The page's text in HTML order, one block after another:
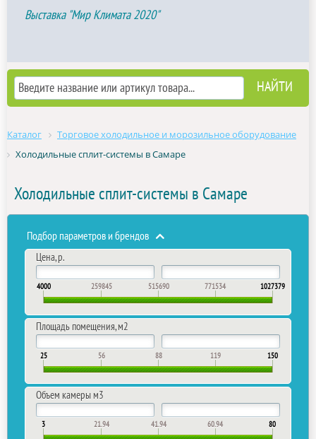
Выставка "Мир Климата 2020"
Каталог
Торговое холодильное и морозильное оборудование
Холодильные сплит-системы в Самаре
Холодильные сплит-системы в Самаре
Подбор параметров и брендов
Цена, р.
4000 259845 515690 771534 1027379
Площадь помещения, м2
25 56 88 119 150
Объем камеры м​3
3 21.94 41.94 60.94 80